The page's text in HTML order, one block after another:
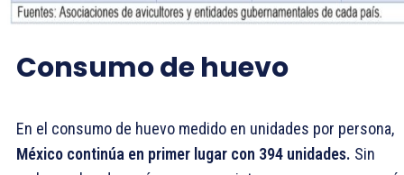
Consumo de huevo
En el consumo de huevo medido en unidades por persona,
México continúa en primer lugar con 394 unidades. Sin